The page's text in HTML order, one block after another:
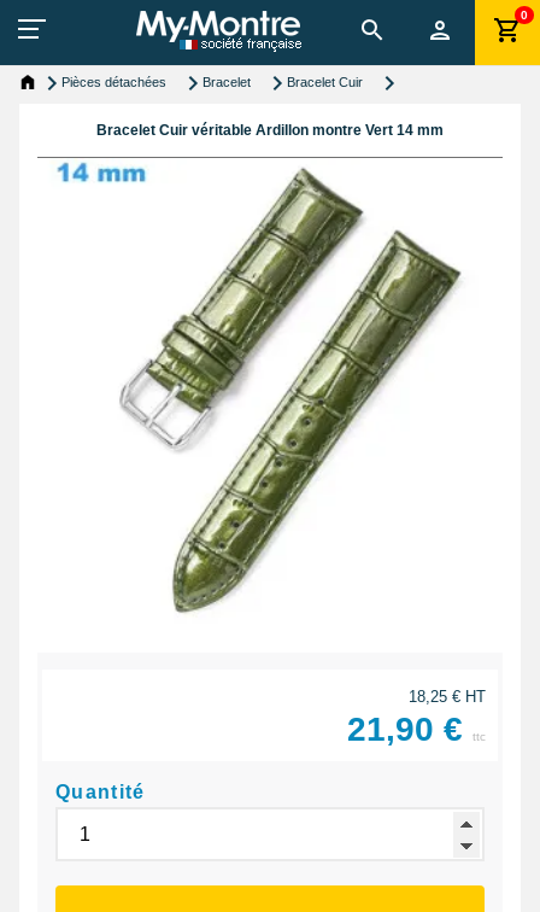
0
Pièces détachées Bracelet Bracelet Cuir
Bracelet Cuir véritable Ardillon montre Vert 14 mm
18,25 € HT
21,90 € ttc
Quantité